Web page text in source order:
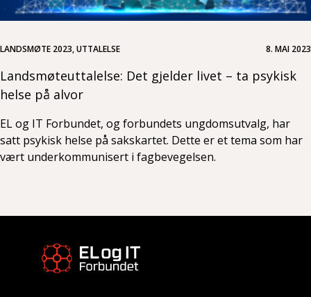
LANDSMØTE 2023, UTTALELSE 8. MAI 2023
Landsmøteuttalelse: Det gjelder livet – ta psykisk
helse på alvor
EL og IT Forbundet, og forbundets ungdomsutvalg, har
satt psykisk helse på sakskartet. Dette er et tema som har
vært underkommunisert i fagbevegelsen.